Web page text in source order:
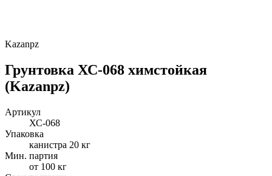
Kazanpz
Грунтовка ХС-068 химстойкая
(Kazanpz)
Артикул
ХС-068
Упаковка
канистра 20 кг
Мин. партия
от 100 кг